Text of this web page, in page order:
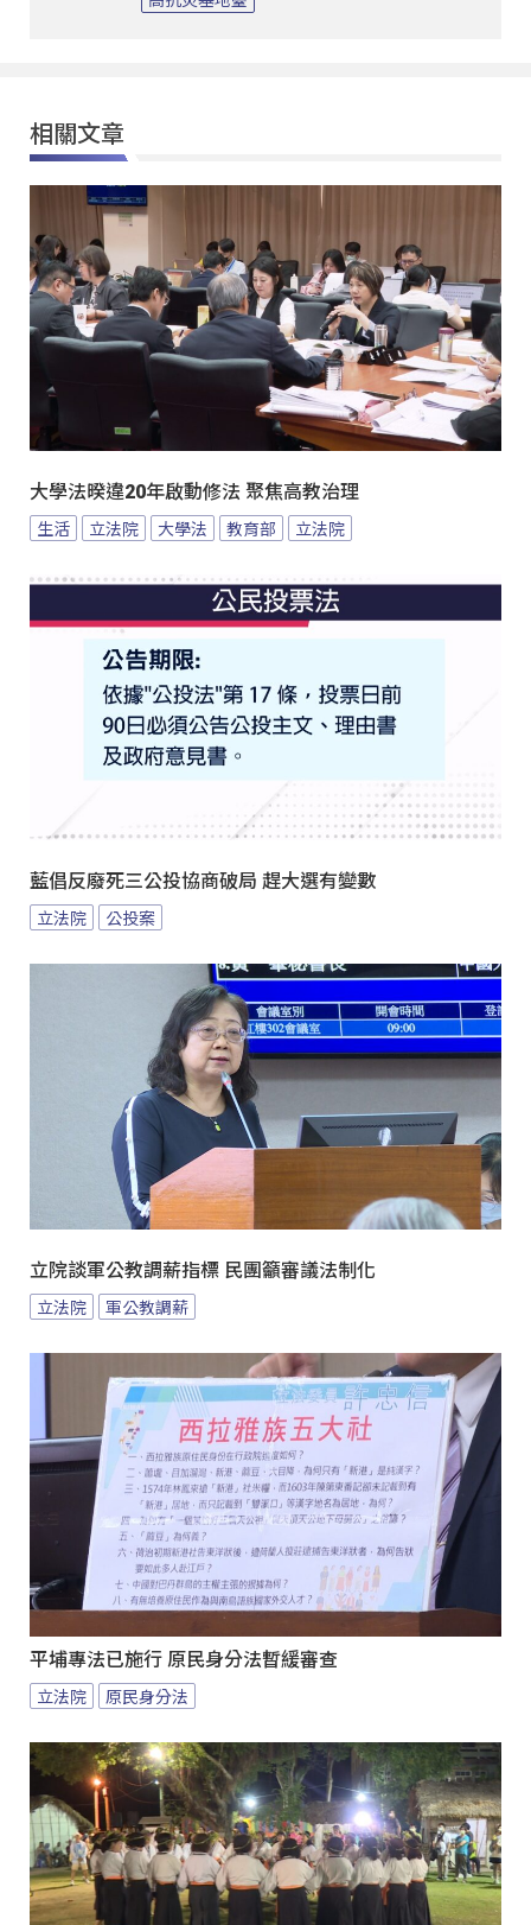
相關文章
大學法暌違20年啟動修法 聚焦高教治理
生活 立法院 大學法 教育部 立法院
藍倡反廢死三公投協商破局 趕大選有變數
立法院 公投案
立院談軍公教調薪指標 民團籲審議法制化
立法院 軍公教調薪
平埔專法已施行 原民身分法暫緩審查
立法院 原民身分法